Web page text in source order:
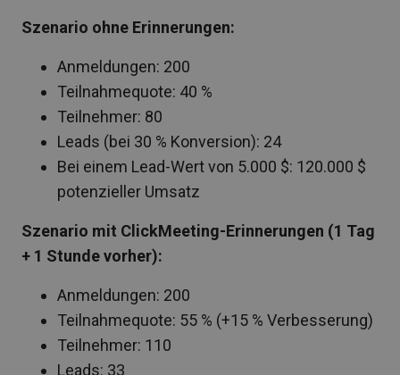
Szenario ohne Erinnerungen:
Anmeldungen: 200
Teilnahmequote: 40 %
Teilnehmer: 80
Leads (bei 30 % Konversion): 24
Bei einem Lead-Wert von 5.000 $: 120.000 $
potenzieller Umsatz
Szenario mit ClickMeeting-Erinnerungen (1 Tag
+ 1 Stunde vorher):
Anmeldungen: 200
Teilnahmequote: 55 % (+15 % Verbesserung)
Teilnehmer: 110
Leads: 33